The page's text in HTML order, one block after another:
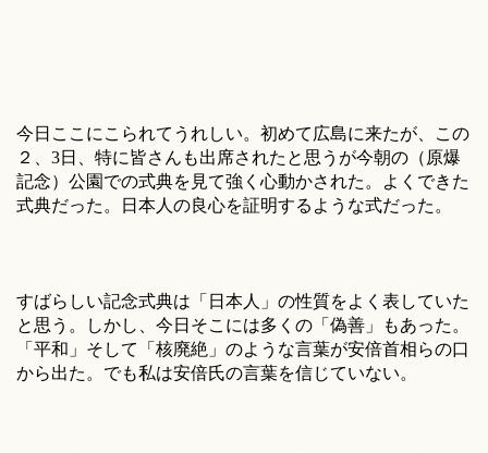
今日ここにこられてうれしい。初めて広島に来たが、この
２、3日、特に皆さんも出席されたと思うが今朝の（原爆
記念）公園での式典を見て強く心動かされた。よくできた
式典だった。日本人の良心を証明するような式だった。
すばらしい記念式典は「日本人」の性質をよく表していた
と思う。しかし、今日そこには多くの「偽善」もあった。
「平和」そして「核廃絶」のような言葉が安倍首相らの口
から出た。でも私は安倍氏の言葉を信じていない。